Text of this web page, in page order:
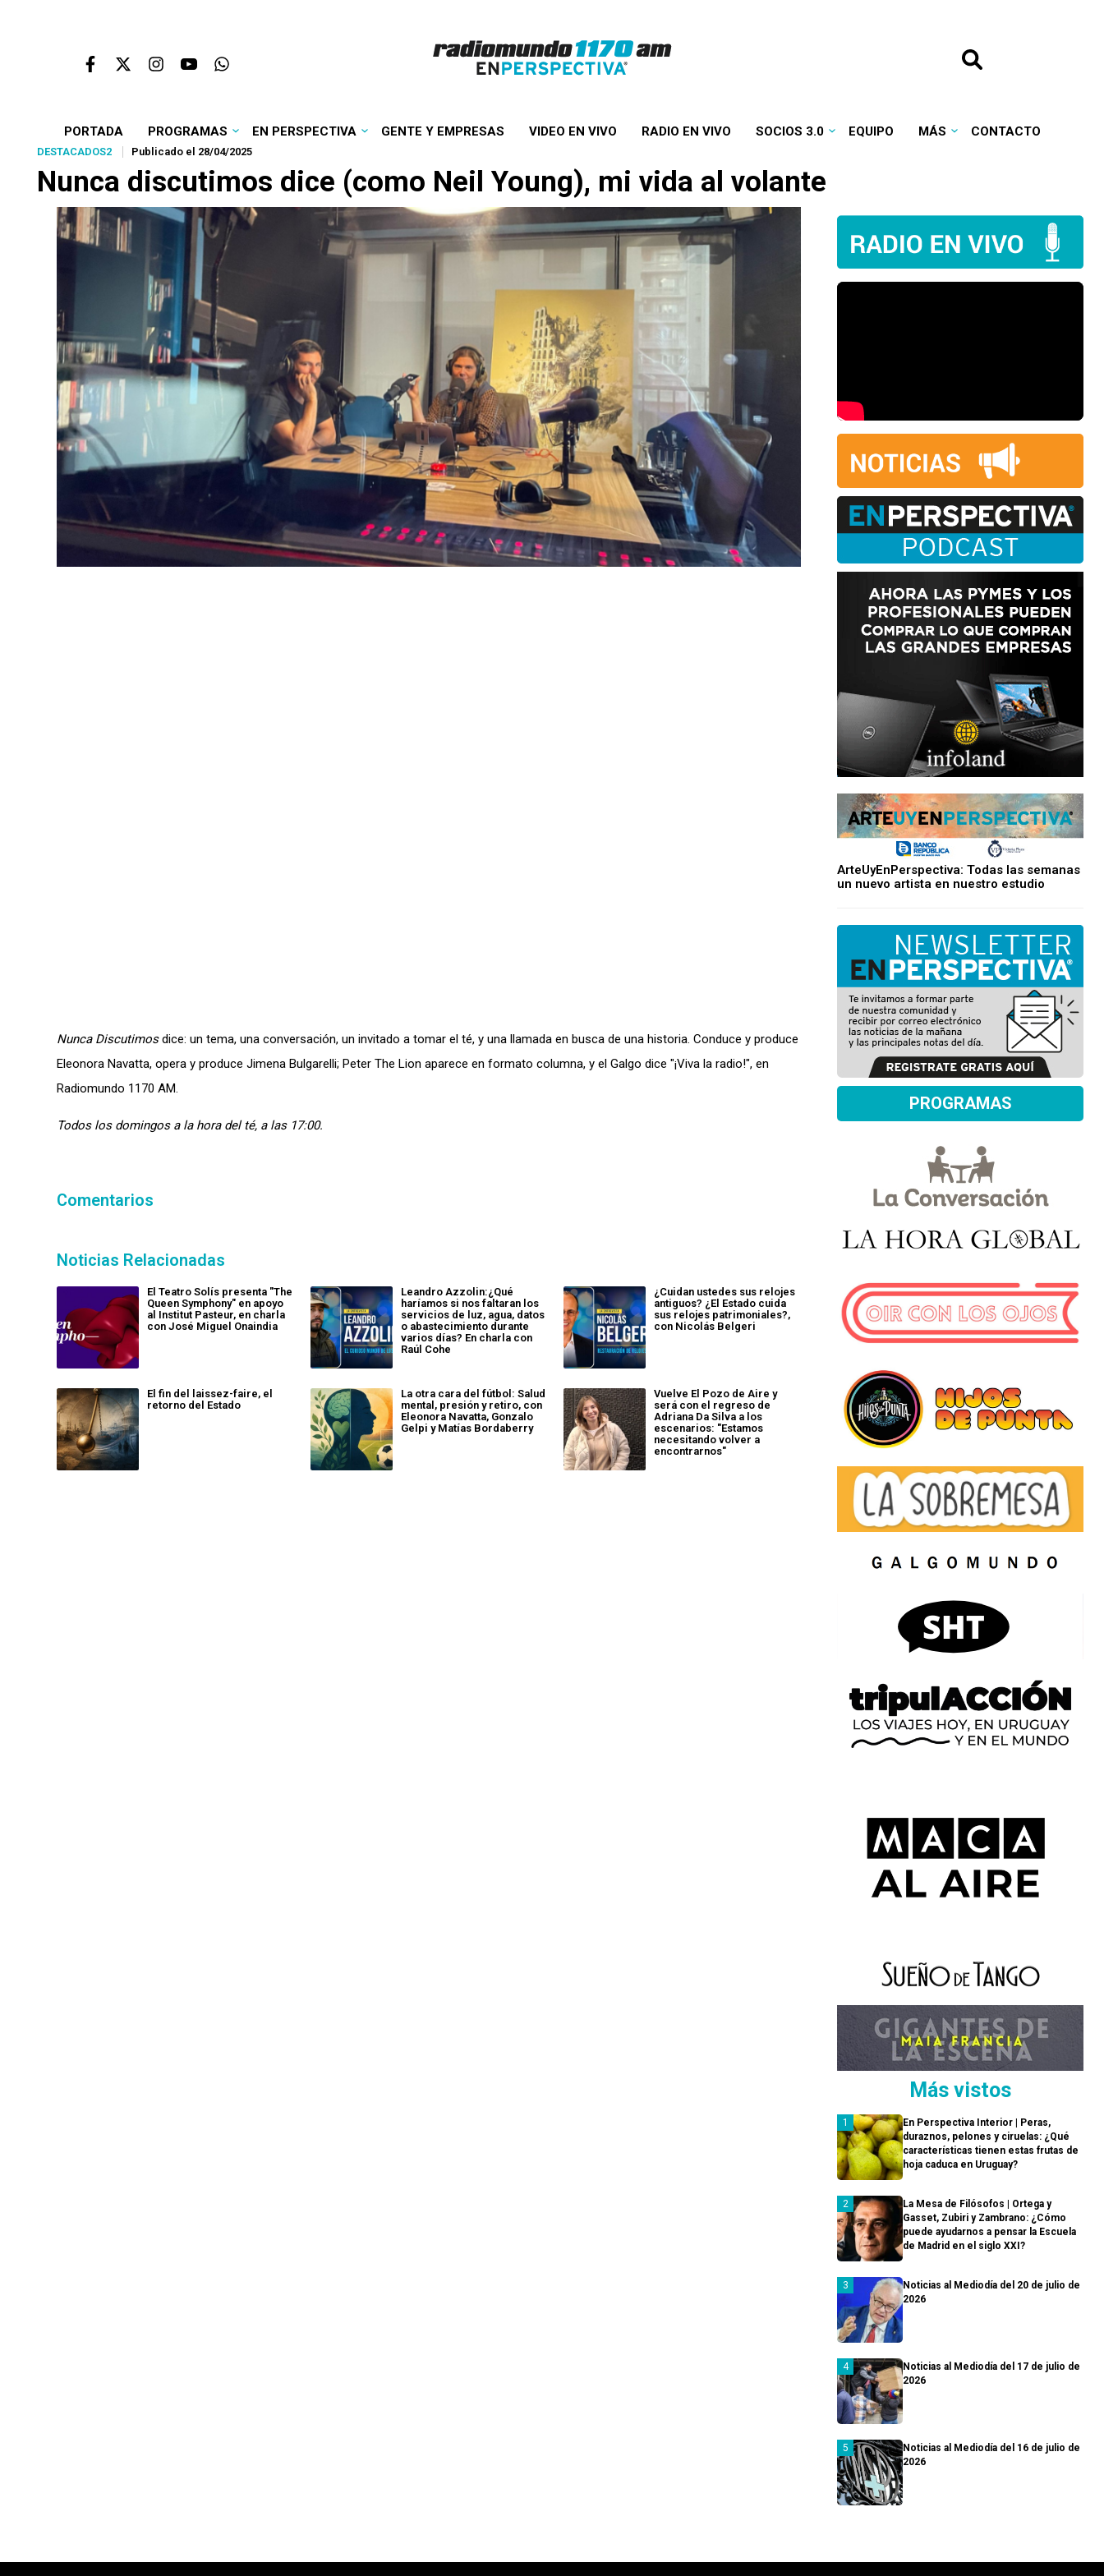
PORTADA PROGRAMAS EN PERSPECTIVA GENTE Y EMPRESAS VIDEO EN VIVO RADIO EN VIVO SOCIOS 3.0 EQUIPO MÁS CONTACTO
DESTACADOS2 Publicado el 28/04/2025
Nunca discutimos dice (como Neil Young), mi vida al volante
Nunca Discutimosdice: un tema, una conversación, un invitado a tomar el té, y una llamada en busca de una historia. Conduce y produce
Eleonora Navatta, opera y produce Jimena Bulgarelli; Peter The Lion aparece en formato columna, y el Galgo dice "¡Viva la radio!", en
Radiomundo 1170 AM.
Todos los domingos a la hora del té, a las 17:00.
Comentarios
Noticias Relacionadas
El Teatro Solís presenta "The
Queen Symphony" en apoyo
al Institut Pasteur, en charla
con José Miguel Onaindia
Leandro Azzolin:¿Qué
haríamos si nos faltaran los
servicios de luz, agua, datos
o abastecimiento durante
varios días? En charla con
Raúl Cohe
¿Cuidan ustedes sus relojes
antiguos? ¿El Estado cuida
sus relojes patrimoniales?,
con Nicolás Belgeri
El fin del laissez-faire, el
retorno del Estado
La otra cara del fútbol: Salud
mental, presión y retiro, con
Eleonora Navatta, Gonzalo
Gelpi y Matías Bordaberry
Vuelve El Pozo de Aire y
será con el regreso de
Adriana Da Silva a los
escenarios: "Estamos
necesitando volver a
encontrarnos"
ArteUyEnPerspectiva: Todas las semanas
un nuevo artista en nuestro estudio
PROGRAMAS
Más vistos
En Perspectiva Interior | Peras,
duraznos, pelones y ciruelas: ¿Qué
características tienen estas frutas de
hoja caduca en Uruguay?
La Mesa de Filósofos | Ortega y
Gasset, Zubiri y Zambrano: ¿Cómo
puede ayudarnos a pensar la Escuela
de Madrid en el siglo XXI?
Noticias al Mediodía del 20 de julio de
2026
Noticias al Mediodía del 17 de julio de
2026
Noticias al Mediodía del 16 de julio de
2026